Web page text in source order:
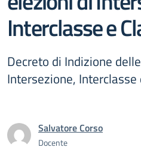
Interclasse e
Decreto di Indizione
Intersezione, Interclasse
Salvatore Corso
Docente